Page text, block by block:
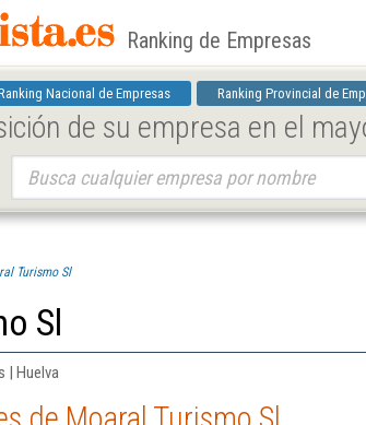
Ranking de Empresas
Nacional de Empresas Ranking Provincial de
de su empresa en el
Turismo Sl
Sl
| Huelva